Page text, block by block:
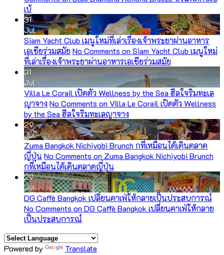
เบ้
31
Jul
Siam Yacht Club เมนูใหม่ที่เล่าเรื่องเจ้าพระยาผ่านอาหาร
เอเชียร่วมสมัยNo Comments on Siam Yacht Club เมนูใหม่
ที่เล่าเรื่องเจ้าพระยาผ่านอาหารเอเชียร่วมสมัย
31
Jul
Villa Le Corail เปิดตัว Wellness by the Sea ฮีลใจริมทะเล
ญาจางNo Comments on Villa Le Corail เปิดตัว Wellness
by the Sea ฮีลใจริมทะเลญาจาง
29
Jul
Zuma Bangkok Nichiyobi Brunch กที่เหมือนได้เดินตลาด
ญี่ปุ่น No Comments on Zuma Bangkok Nichiyobi Brunch
กที่เหมือนได้เดินตลาดญี่ปุ่น
29
Jul
DG Caffè Bangkok เปลี่ยนคาเฟ่ให้กลายเป็นประสบการณ์
No Comments on DG Caffè Bangkok เปลี่ยนคาเฟ่ให้กลาย
เป็นประสบการณ์
Powered by Translate